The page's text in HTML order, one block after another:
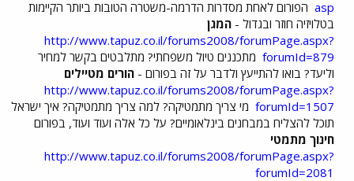
asp הפורום לאחת מסדרות הדרמה-משטרה הטובות ביותר הקיימות
בטלויזיה חוזר ובגדול - המגן
http://www.tapuz.co.il/forums2008/forumPage.aspx?
forumId=879 מתכננים טיול משפחתי? מתלבטים בקשר למחיר
וליעד? בואו להתייעץ ולדבר על זה בפורום - הורים מטיילים
http://www.tapuz.co.il/forums2008/forumPage.aspx?
forumId=1507 מי צריך מתמטיקה? למה צריך מתמטיקה? איך ישראל
תוכל להצליח במבחנים בינלאומיים? על כל אלה ועוד ועוד, בפורום
חינוך מתמטי
http://www.tapuz.co.il/forums2008/forumPage.aspx?
forumId=2081